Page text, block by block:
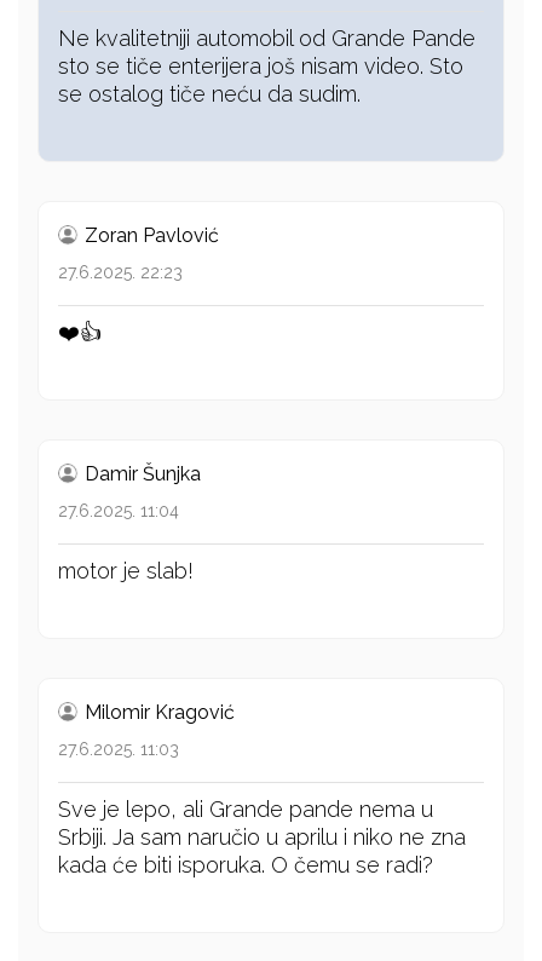
Ne kvalitetniji automobil od Grande Pande
sto se tiče enterijera još nisam video. Sto
se ostalog tiče neću da sudim.
Zoran Pavlović
27.6.2025. 22:23
❤️👍
Damir Šunjka
27.6.2025. 11:04
motor je slab!
Milomir Kragović
27.6.2025. 11:03
Sve je lepo, ali Grande pande nema u
Srbiji. Ja sam naručio u aprilu i niko ne zna
kada će biti isporuka. O čemu se radi?